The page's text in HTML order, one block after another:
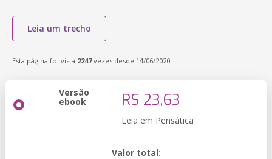
Leia um trecho
Esta página foi vista 2247vezes desde 14/06/2020
Versão
ebook R$ 23,63
Leia em Pensática
Valor total: